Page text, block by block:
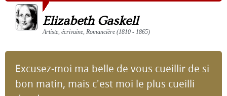
Elizabeth Gaskell
Artiste, écrivaine, Romancière (1810 - 1865)
Excusez-moi ma belle de vous cueillir de si
bon matin, mais c'est moi le plus cueilli